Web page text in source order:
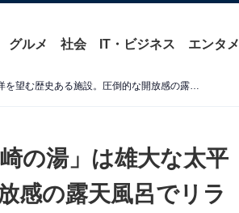
グルメ 社会 IT・ビジネス エンタメ
【和歌山県の人気銭湯】「白浜温泉 崎の湯」は雄大な太平洋を望む歴史ある施設。圧倒的な開放感の露天風呂でリラックス
の湯」は雄大な太平
感の露天風呂でリラ